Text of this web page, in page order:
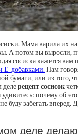
Мама варила их
А потом вы выросли,
сосиска кажется вам
Е-добавками. Нам
бумаги, или из того,
делерецепт сосисок
удивитесь: почему об
забегать вперед.
деле